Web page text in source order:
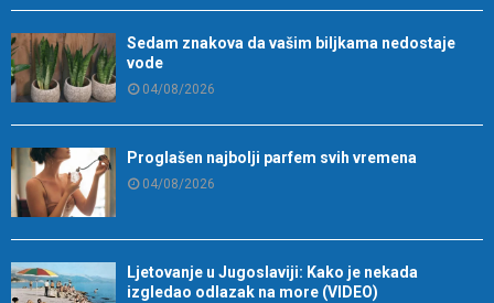
Sedam znakova da vašim biljkama nedostaje
vode
04/08/2026
Proglašen najbolji parfem svih vremena
04/08/2026
Ljetovanje u Jugoslaviji: Kako je nekada
izgledao odlazak na more (VIDEO)